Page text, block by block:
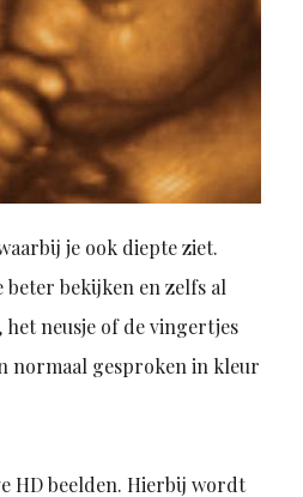
je ook diepte ziet.
bekijken en zelfs al
het neusje of de vingertjes
normaal gesproken in kleur
HD beelden. Hierbij wordt